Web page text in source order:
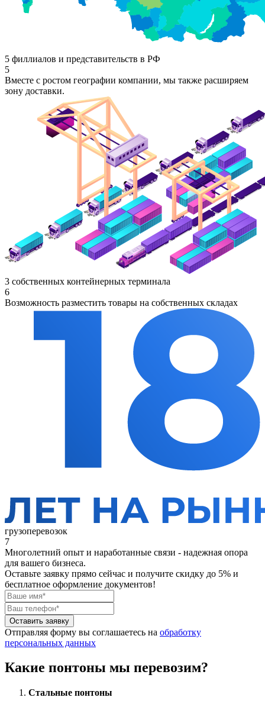
5 филлиалов и представительств в РФ
5
Вместе с ростом географии компании, мы также расширяем
зону доставки.
3 собственных контейнерных терминала
6
Возможность разместить товары на собственных складах
грузоперевозок
7
Многолетний опыт и наработанные связи - надежная опора
для вашего бизнеса.
Оставьте заявку прямо сейчас и получите скидку до 5% и
бесплатное оформление документов!
Оставить заявку
Отправляя форму вы соглашаетесь на обработку
персональных данных
Какие понтоны мы перевозим?
Стальные понтоны